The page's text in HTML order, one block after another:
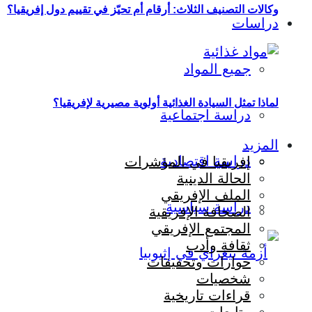
دراسات
جميع المواد
دراسة اجتماعية
دراسة اقتصادية
دراسة سياسية
وكالات التصنيف الثلاث: أرقام أم تحيّز في تقييم دول إفريقيا؟
لماذا تمثل السيادة الغذائية أولوية مصيرية لإفريقيا؟
المزيد
إفريقيا في المؤشرات
الحالة الدينية
الملف الإفريقي
الصحافة الإفريقية
المجتمع الإفريقي
ثقافة وأدب
حوارات وتحقيقات
شخصيات
قراءات تاريخية